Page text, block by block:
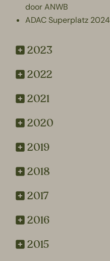
door ANWB
ADAC Superplatz 2024
2023
2022
2021
2020
2019
2018
2017
2016
2015